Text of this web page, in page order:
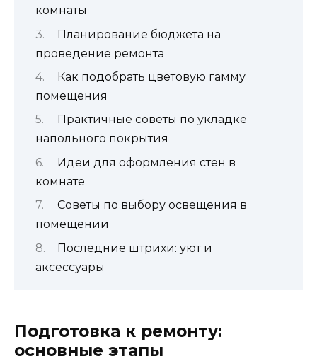
комнаты
Планирование бюджета на
проведение ремонта
Как подобрать цветовую гамму
помещения
Практичные советы по укладке
напольного покрытия
Идеи для оформления стен в
комнате
Советы по выбору освещения в
помещении
Последние штрихи: уют и
аксессуары
Подготовка к ремонту:
основные этапы